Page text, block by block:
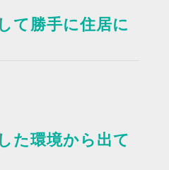
て勝手に住居に
た環境から出て